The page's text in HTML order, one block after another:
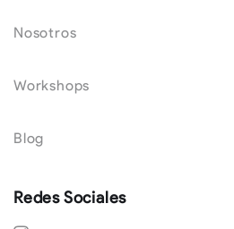
Nosotros
Workshops
Blog
Redes Sociales